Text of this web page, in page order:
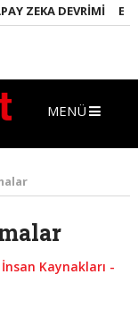
ZEKA DEVRIMI
MENÜ
İnsan Kaynakları -